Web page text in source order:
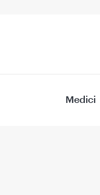
Medici